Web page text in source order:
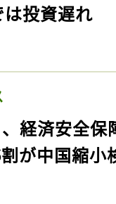
投資遅れ
、経済安全
が中国縮小